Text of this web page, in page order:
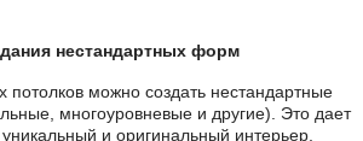
нестандартных форм
можно создать нестандартные
многоуровневые и другие). Это дает
и оригинальный интерьер,